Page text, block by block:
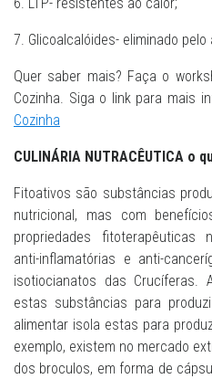
7. Glicoalcalóides- eliminado
Quer saber mais? Faça o
Cozinha. Siga o link para mais
Cozinha
CULINÁRIA NUTRACÊUTICA o
Fitoativos são substâncias
nutricional, mas com
propriedades fitoterapêuticas
anti-inflamatórias e anti-
isotiocianatos das Crucíferas.
estas substâncias para
alimentar isola estas para
exemplo, existem no mercado
dos broculos, em forma de